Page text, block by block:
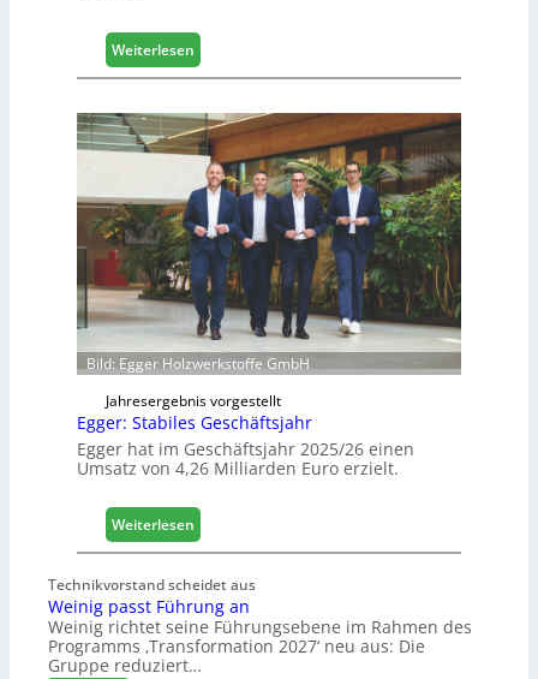
r
s
i
c
h
Weiterlesen
H
f
e
l
e
e
r
ö
f
n
e
t
L
i
t
k
e
r
e
i
Bild: Egger Holzwerkstoffe GmbH
Jahresergebnis vorgestellt
Egger: Stabiles Geschäftsjahr
Egger hat im Geschäftsjahr 2025/26 einen
Umsatz von 4,26 Milliarden Euro erzielt.
Weiterlesen
E
g
e
r
Technikvorstand scheidet aus
Weinig passt Führung an
Weinig richtet seine Führungsebene im Rahmen des
Programms ‚Transformation 2027‘ neu aus: Die
Gruppe reduziert…